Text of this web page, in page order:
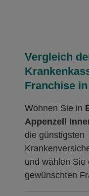
Vergleich
Franchise
Wohnen Sie in
Appenzell
die günstigsten
und wählen Sie
gewünschten